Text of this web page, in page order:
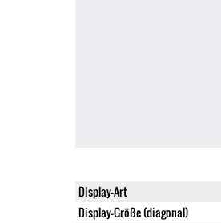
Display-Art
Display-Größe (diagonal)